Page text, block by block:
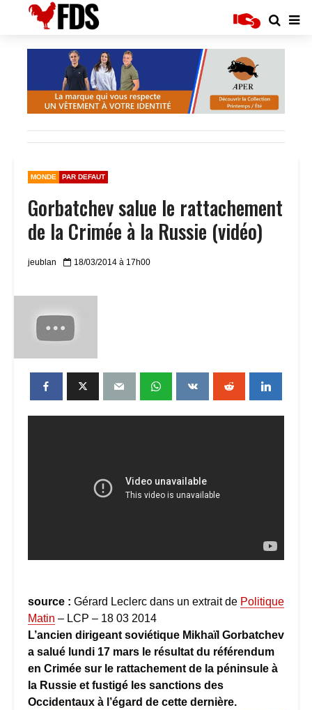
MONDE PAR DEFAUT
Gorbatchev salue le rattachement
de la Crimée à la Russie (vidéo)
jeublan 18/03/2014 à 17h00
source : Gérard Leclerc dans un extrait de Politique
Matin – LCP – 18 03 2014
L’ancien dirigeant soviétique Mikhaïl Gorbatchev
a salué lundi 17 mars le résultat du référendum
en Crimée sur le rattachement de la péninsule à
la Russie et fustigé les sanctions des
Occidentaux à l’égard de cette dernière.